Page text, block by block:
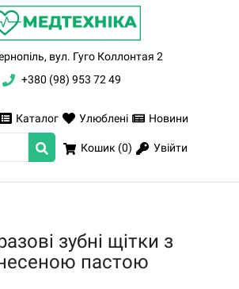
вул. Гуго Коллонтая 2
+380 (98) 953 72 49
Каталог Улюблені Новини
Кошик (0) Увійти
зубні щітки з
пастою